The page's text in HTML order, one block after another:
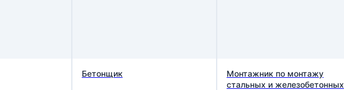
Бетонщик
Монтажник по монтажу
стальных и железобетонных